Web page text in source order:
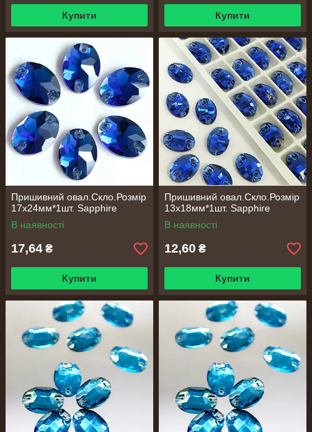
Купити Купити
Пришивний овал.Скло.Розмір
17х24мм*1шт. Sapphire
В наявності
17,64 ₴
Купити
Пришивний овал.Скло.Розмір
13х18мм*1шт. Sapphire
В наявності
12,60 ₴
Купити